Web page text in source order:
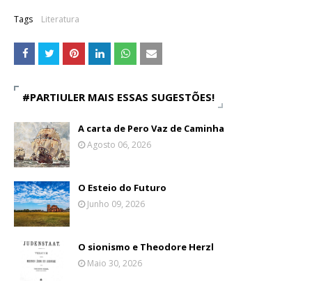
Tags Literatura
#PARTIULER MAIS ESSAS SUGESTÕES!
A carta de Pero Vaz de Caminha
Agosto 06, 2026
O Esteio do Futuro
Junho 09, 2026
O sionismo e Theodore Herzl
Maio 30, 2026